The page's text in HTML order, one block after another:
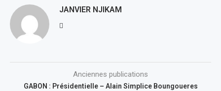
JANVIER NJIKAM
Anciennes publications
GABON : Présidentielle – Alain Simplice Boungoueres